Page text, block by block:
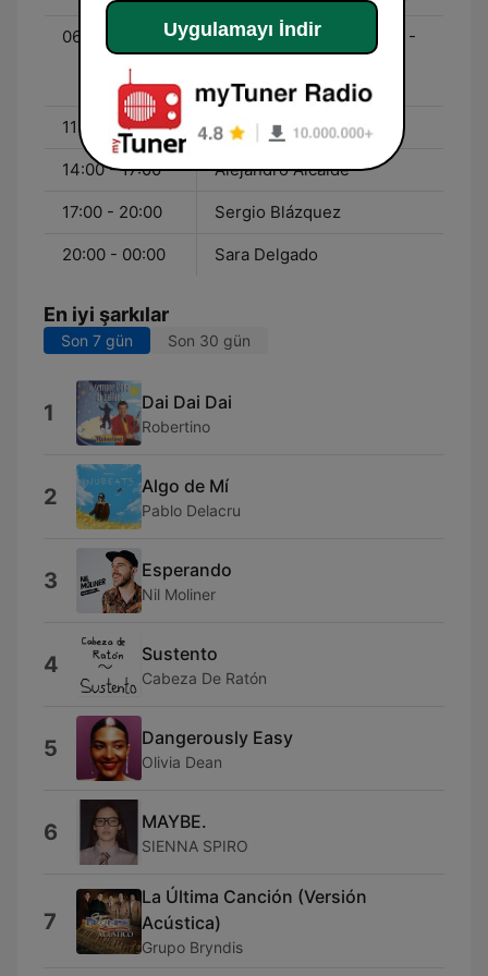
06:00 - 11:00
¡Buenos días, Javi y Mar! -
Con Javi Nieves y Mar
Amate
11:00 - 14:00 Almudena Navarro
14:00 - 17:00 Alejandro Alcalde
17:00 - 20:00 Sergio Blázquez
20:00 - 00:00 Sara Delgado
En iyi şarkılar
Son 7 gün Son 30 gün
1 Dai Dai Dai
Robertino
2 Algo de Mí
Pablo Delacru
3 Esperando
Nil Moliner
4 Sustento
Cabeza De Ratón
5 Dangerously Easy
Olivia Dean
6 MAYBE.
SIENNA SPIRO
7
La Última Canción (Versión
Acústica)
Grupo Bryndis
Uygulamayı İndir